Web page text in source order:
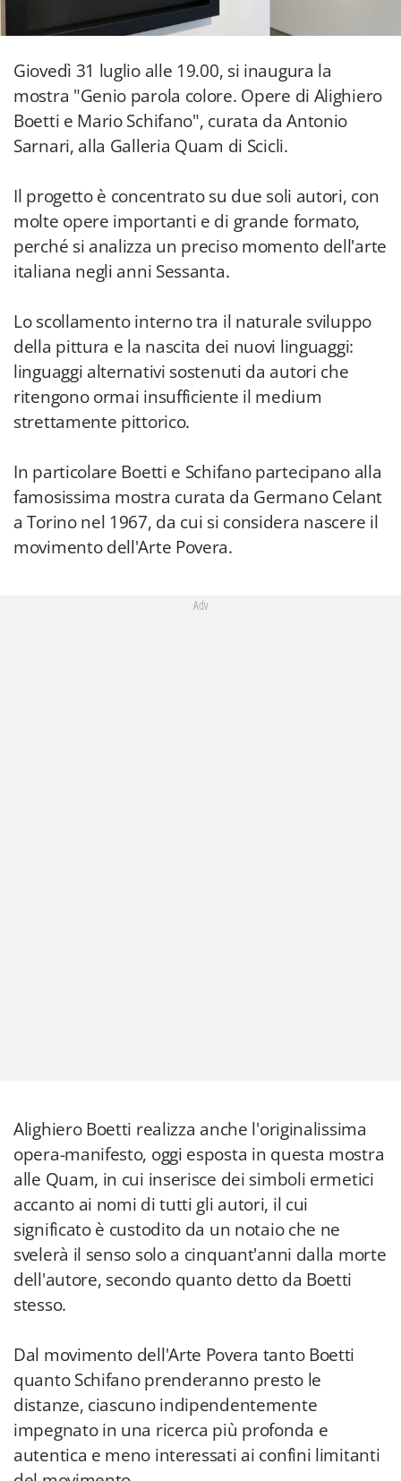
Giovedì 31 luglio alle 19.00, si inaugura la
mostra "Genio parola colore. Opere di Alighiero
Boetti e Mario Schifano", curata da Antonio
Sarnari, alla Galleria Quam di Scicli.
Il progetto è concentrato su due soli autori, con
molte opere importanti e di grande formato,
perché si analizza un preciso momento dell'arte
italiana negli anni Sessanta.
Lo scollamento interno tra il naturale sviluppo
della pittura e la nascita dei nuovi linguaggi:
linguaggi alternativi sostenuti da autori che
ritengono ormai insufficiente il medium
strettamente pittorico.
In particolare Boetti e Schifano partecipano alla
famosissima mostra curata da Germano Celant
a Torino nel 1967, da cui si considera nascere il
movimento dell'Arte Povera.
Adv
Alighiero Boetti realizza anche l'originalissima
opera-manifesto, oggi esposta in questa mostra
alle Quam, in cui inserisce dei simboli ermetici
accanto ai nomi di tutti gli autori, il cui
significato è custodito da un notaio che ne
svelerà il senso solo a cinquant'anni dalla morte
dell'autore, secondo quanto detto da Boetti
stesso.
Dal movimento dell'Arte Povera tanto Boetti
quanto Schifano prenderanno presto le
distanze, ciascuno indipendentemente
impegnato in una ricerca più profonda e
autentica e meno interessati ai confini limitanti